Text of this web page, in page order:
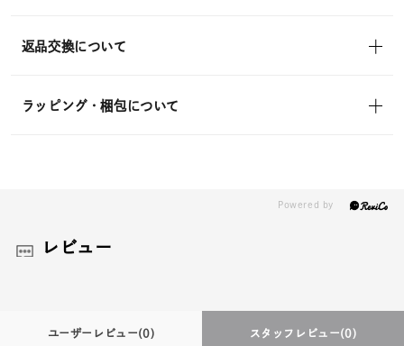
返品交換について
ラッピング・梱包について
レビュー
ユーザーレビュー(0) スタッフレビュー(0)